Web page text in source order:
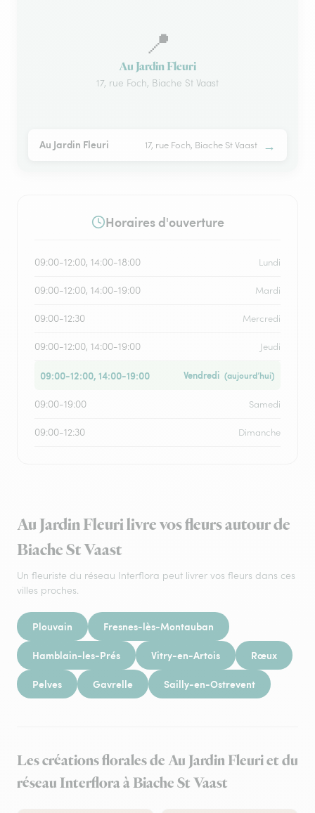
📍
Au Jardin Fleuri
17, rue Foch, Biache St Vaast
Au Jardin Fleuri 17, rue Foch, Biache St Vaast →
Horaires d'ouverture
09:00-12:00, 14:00-18:00 Lundi
09:00-12:00, 14:00-19:00 Mardi
09:00-12:30 Mercredi
09:00-12:00, 14:00-19:00 Jeudi
09:00-12:00, 14:00-19:00 Vendredi (aujourd’hui)
09:00-19:00 Samedi
09:00-12:30 Dimanche
Au Jardin Fleuri livre vos fleurs autour de
Biache St Vaast
Un fleuriste du réseau Interflora peut livrer vos fleurs dans ces
villes proches.
Plouvain Fresnes-lès-Montauban
Hamblain-les-Prés Vitry-en-Artois Rœux
Pelves Gavrelle Sailly-en-Ostrevent
Les créations florales de Au Jardin Fleuri et du
réseau Interflora à Biache St Vaast